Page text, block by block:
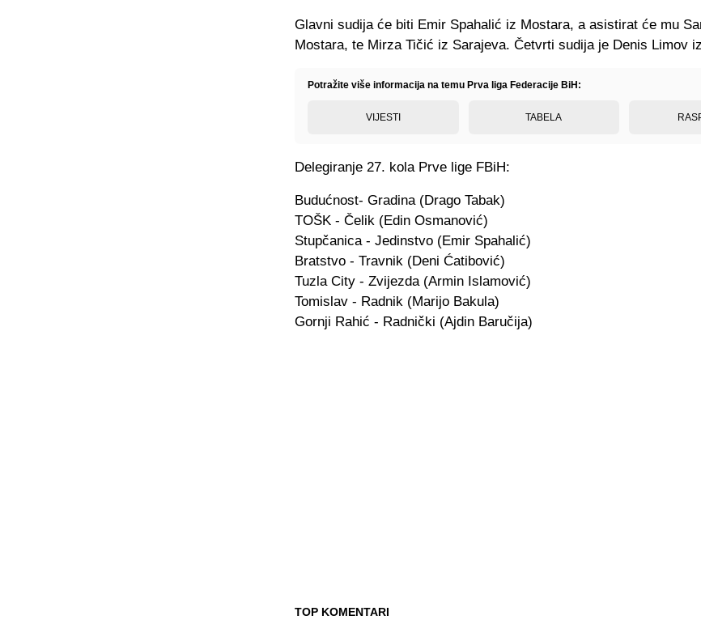
Glavni sudija će biti Emir Spahalić iz Mostara, a asistirat će mu
Mostara, te Mirza Tičić iz Sarajeva. Četvrti sudija je Denis Limov
Potražite više informacija na temu Prva liga Federacije BiH:
VIJESTI TABELA
Delegiranje 27. kola Prve lige FBiH:
Budućnost- Gradina (Drago Tabak)
TOŠK - Čelik (Edin Osmanović)
Stupčanica - Jedinstvo (Emir Spahalić)
Bratstvo - Travnik (Deni Ćatibović)
Tuzla City - Zvijezda (Armin Islamović)
Tomislav - Radnik (Marijo Bakula)
Gornji Rahić - Radnički (Ajdin Baručija)
TOP KOMENTARI